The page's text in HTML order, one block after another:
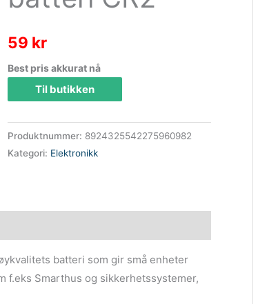
59 kr
Best pris akkurat nå
Til butikken
Produktnummer: 8924325542275960982
Kategori: Elektronikk
batteri som gir små enheter
f.eks Smarthus og sikkerhetssystemer,